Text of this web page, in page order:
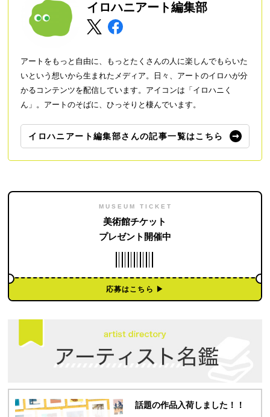
イロハニアート編集部
アートをもっと自由に、もっとたくさんの人に楽しんでもらいた
いという想いから生まれたメディア。日々、アートのイロハが分
かるコンテンツを配信しています。アイコンは「イロハニく
ん」。アートのそばに、ひっそりと棲んでいます。
イロハニアート編集部さんの記事一覧はこちら
MUSEUM TICKET
美術館チケット
プレゼント開催中
応募はこちら ▶︎
話題の作品入荷しました！！